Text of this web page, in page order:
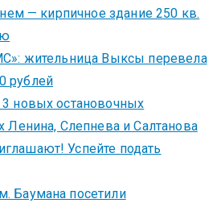
нем — кирпичное здание 250 кв.
жительница Выксы перевела
рублей
новых остановочных
Ленина, Слепнева и Салтанова
Успейте подать
Баумана посетили